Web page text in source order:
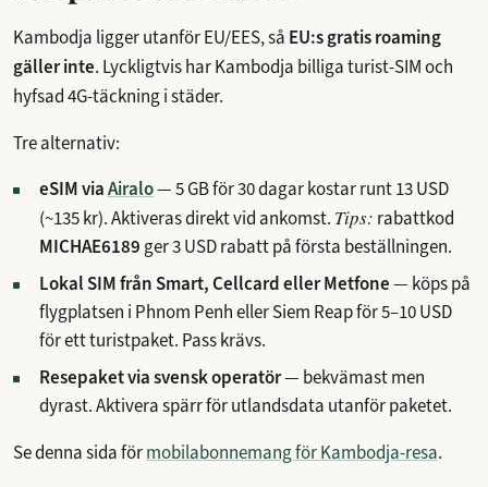
Kambodja ligger utanför EU/EES, så EU:s gratis roaming
gäller inte. Lyckligtvis har Kambodja billiga turist-SIM och
hyfsad 4G-täckning i städer.
Tre alternativ:
eSIM viaAiralo—5 GB för 30 dagar kostar runt 13 USD
(~135 kr). Aktiveras direkt vid ankomst. Tips: rabattkod
MICHAE6189 ger 3 USD rabatt på första beställningen.
Lokal SIM från Smart, Cellcard eller Metfone— köps på
flygplatsen i Phnom Penh eller Siem Reap för 5–10 USD
för ett turistpaket. Pass krävs.
Resepaket via svensk operatör— bekvämast men
dyrast. Aktivera spärr för utlandsdata utanför paketet.
Se denna sida förmobilabonnemang för Kambodja-resa.